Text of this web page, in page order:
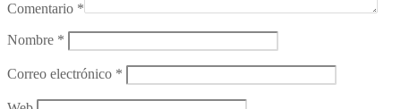
Comentario *
Nombre *
Correo electrónico *